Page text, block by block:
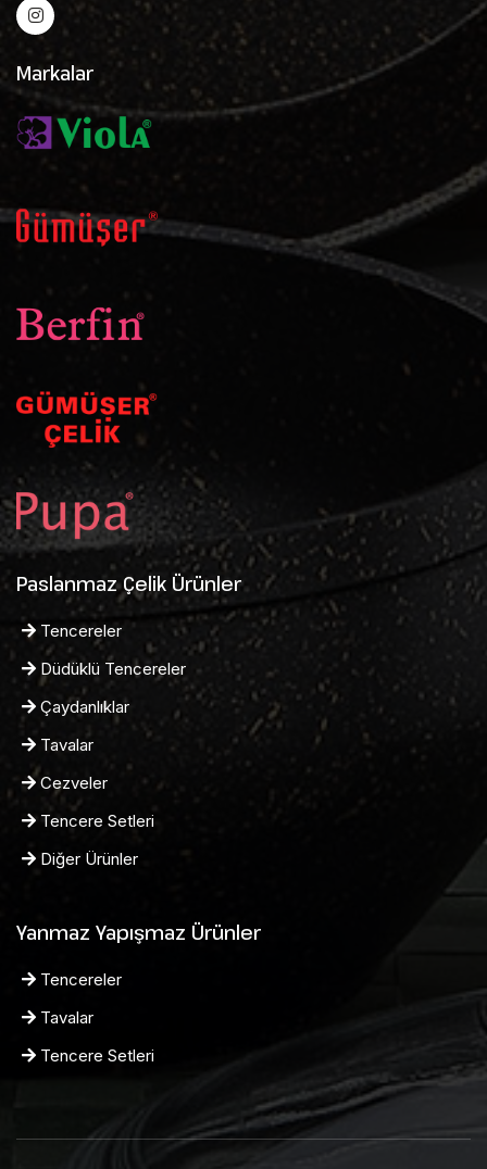
Markalar
Paslanmaz Çelik Ürünler
Tencereler
Düdüklü Tencereler
Çaydanlıklar
Tavalar
Cezveler
Tencere Setleri
Diğer Ürünler
Yanmaz Yapışmaz Ürünler
Tencereler
Tavalar
Tencere Setleri